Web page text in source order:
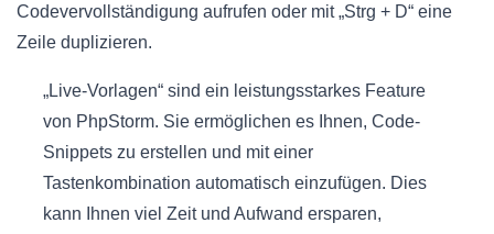
Codevervollständigung aufrufen oder mit „Strg + D“ eine
Zeile duplizieren.
„Live-Vorlagen“ sind ein leistungsstarkes Feature
von PhpStorm. Sie ermöglichen es Ihnen, Code-
Snippets zu erstellen und mit einer
Tastenkombination automatisch einzufügen. Dies
kann Ihnen viel Zeit und Aufwand ersparen,